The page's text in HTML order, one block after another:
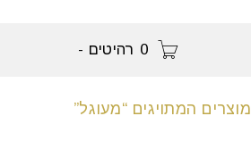
0 רהיטים -
מוצרים המתויגים “מעוגל”